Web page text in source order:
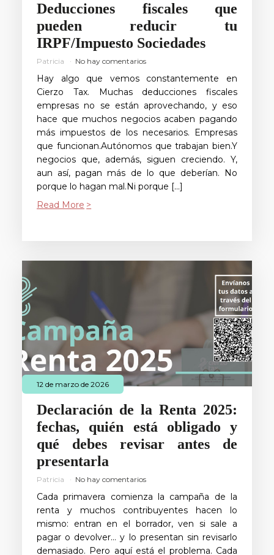
Deducciones fiscales que
pueden reducir tu
IRPF/Impuesto Sociedades
Patricia No hay comentarios
Hay algo que vemos constantemente en
Cierzo Tax. Muchas deducciones fiscales
empresas no se están aprovechando, y eso
hace que muchos negocios acaben pagando
más impuestos de los necesarios. Empresas
que funcionan.Autónomos que trabajan bien.Y
negocios que, además, siguen creciendo. Y,
aun así, pagan más de lo que deberían. No
porque lo hagan mal.Ni porque […]
Read More
12 de marzo de 2026
Declaración de la Renta 2025:
fechas, quién está obligado y
qué debes revisar antes de
presentarla
Patricia No hay comentarios
Cada primavera comienza la campaña de la
renta y muchos contribuyentes hacen lo
mismo: entran en el borrador, ven si sale a
pagar o devolver… y lo presentan sin revisarlo
demasiado. Pero aquí está el problema. Cada